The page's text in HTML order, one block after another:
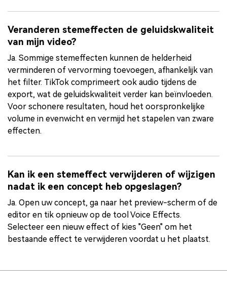
Veranderen stemeffecten de geluidskwaliteit
van mijn video?
Ja. Sommige stemeffecten kunnen de helderheid
verminderen of vervorming toevoegen, afhankelijk van
het filter. TikTok comprimeert ook audio tijdens de
export, wat de geluidskwaliteit verder kan beïnvloeden.
Voor schonere resultaten, houd het oorspronkelijke
volume in evenwicht en vermijd het stapelen van zware
effecten.
Kan ik een stemeffect verwijderen of wijzigen
nadat ik een concept heb opgeslagen?
Ja. Open uw concept, ga naar het preview-scherm of de
editor en tik opnieuw op de tool Voice Effects.
Selecteer een nieuw effect of kies "Geen" om het
bestaande effect te verwijderen voordat u het plaatst.